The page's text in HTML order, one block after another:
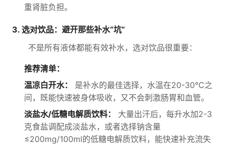
重肾脏负担。
3. 选对饮品：避开那些补水“坑”
不是所有液体都能有效补水，选对饮品很重要：
推荐清单：
温凉白开水：
是补水的最佳选择，水温在20-30℃之
间，既能快速被身体吸收，又不会刺激肠胃和血管。
淡盐水/低糖电解质饮料：
大量出汗后，每升水加2-3
克食盐调配成淡盐水，或者选择钠含量
≤200mg/100ml的低糖电解质饮料，能快速补充流失